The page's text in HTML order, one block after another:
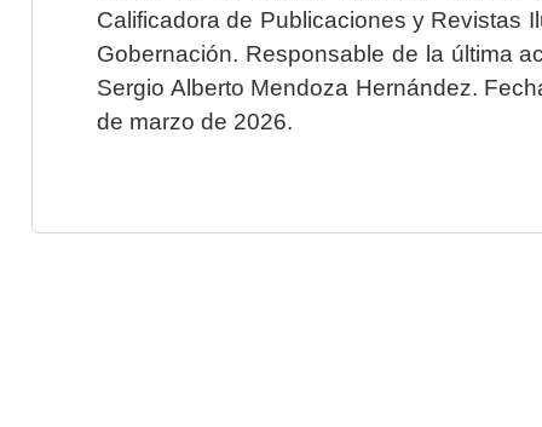
Calificadora de Publicaciones y Revistas
Gobernación. Responsable de la última
Sergio Alberto Mendoza Hernández.
de marzo de 2026.